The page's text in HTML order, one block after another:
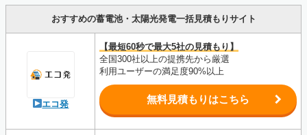
おすすめの蓄電池・太陽光発電一括見積もりサイト
エコ発
【最短60秒で最大5社の見積もり】
全国300社以上の提携先から厳選
利用ユーザーの満足度90%以上
無料見積もりはこちら